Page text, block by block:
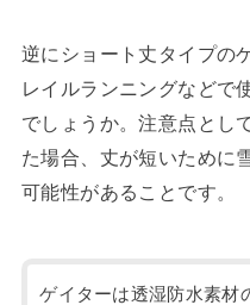
逆にショート丈タイプの
レイルランニングなどで
でしょうか。注意点とし
た場合、丈が短いために
可能性があることです。
ゲイターは透湿防水素材